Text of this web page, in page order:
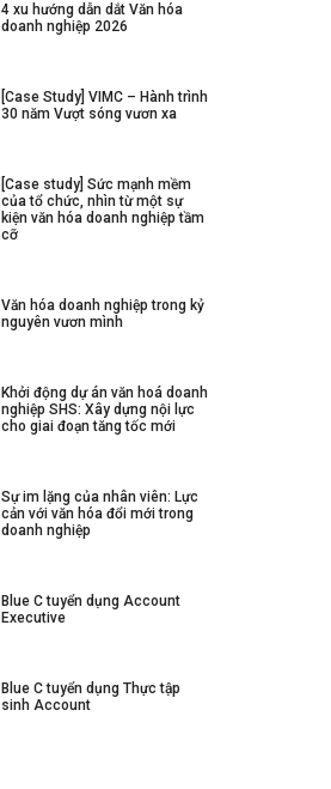
4 xu hướng dẫn dắt Văn hóa
doanh nghiệp 2026
[Case Study] VIMC – Hành trình
30 năm Vượt sóng vươn xa
[Case study] Sức mạnh mềm
của tổ chức, nhìn từ một sự
kiện văn hóa doanh nghiệp tầm
cỡ
Văn hóa doanh nghiệp trong kỷ
nguyên vươn mình
Khởi động dự án văn hoá doanh
nghiệp SHS: Xây dựng nội lực
cho giai đoạn tăng tốc mới
Sự im lặng của nhân viên: Lực
cản với văn hóa đổi mới trong
doanh nghiệp
Blue C tuyển dụng Account
Executive
Blue C tuyển dụng Thực tập
sinh Account